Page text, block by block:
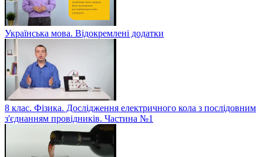
Українська мова. Відокремлені додатки
8 клас. Фізика. Дослідження електричного кола з послідовним
з'єднанням провідників. Частина №1